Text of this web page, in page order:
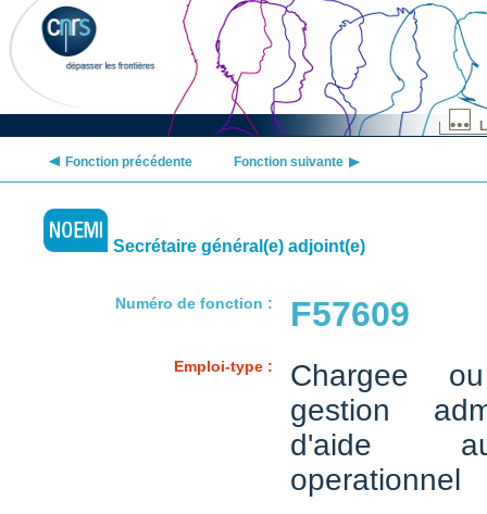
Fonction précédente Fonction suivante
Secrétaire général(e) adjoint(e)
Numéro de fonction : F57609
Emploi-type :
Chargee
gestion
d'aide
operationnel